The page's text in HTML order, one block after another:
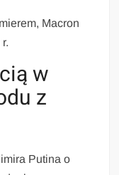
Macron
w
z
Putina o